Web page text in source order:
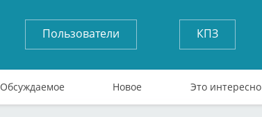
Пользователи КПЗ
Обсуждаемое Новое Это интересно